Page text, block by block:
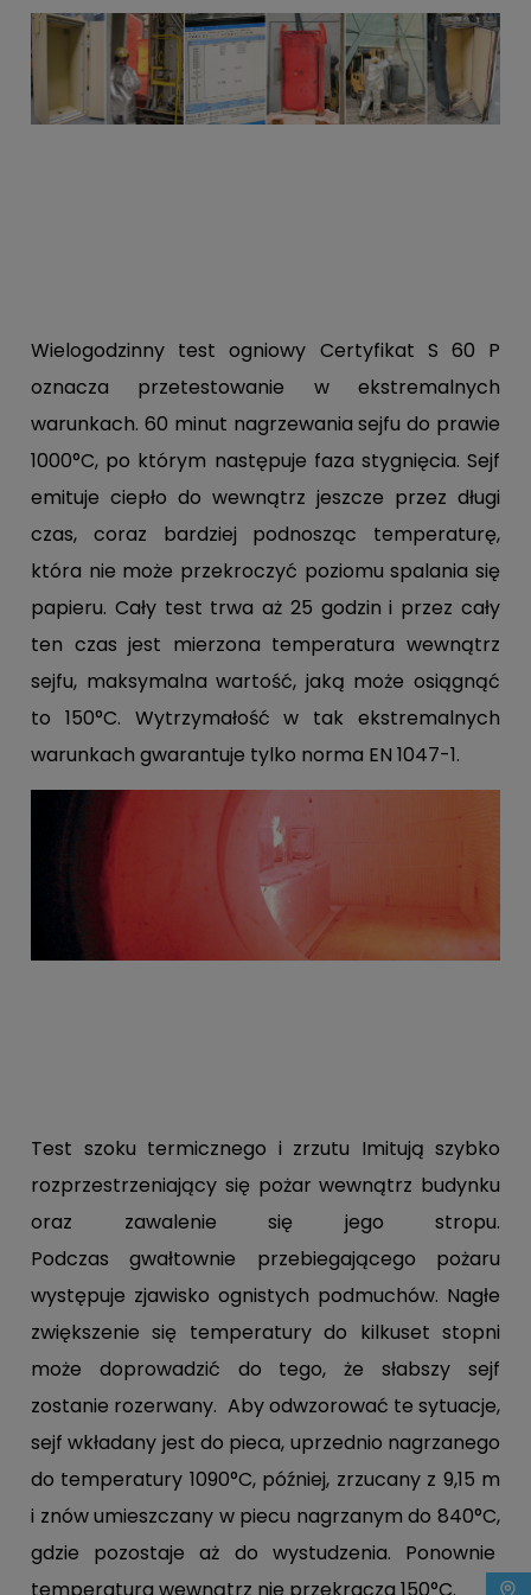
Wielogodzinny test ogniowy Certyfikat S 60 P
oznacza przetestowanie w ekstremalnych
warunkach. 60 minut nagrzewania sejfu do prawie
1000°C, po którym następuje faza stygnięcia. Sejf
emituje ciepło do wewnątrz jeszcze przez długi
czas, coraz bardziej podnosząc temperaturę,
która nie może przekroczyć poziomu spalania się
papieru. Cały test trwa aż 25 godzin i przez cały
ten czas jest mierzona temperatura wewnątrz
sejfu, maksymalna wartość, jaką może osiągnąć
to 150°C. Wytrzymałość w tak ekstremalnych
warunkach gwarantuje tylko norma EN 1047-1.
Test szoku termicznego i zrzutu Imitują szybko
rozprzestrzeniający się pożar wewnątrz budynku
oraz zawalenie się jego stropu.
Podczas gwałtownie przebiegającego pożaru
występuje zjawisko ognistych podmuchów. Nagłe
zwiększenie się temperatury do kilkuset stopni
może doprowadzić do tego, że słabszy sejf
zostanie rozerwany. Aby odwzorować te sytuacje,
sejf wkładany jest do pieca, uprzednio nagrzanego
do temperatury 1090°C, później, zrzucany z 9,15 m
i znów umieszczany w piecu nagrzanym do 840°C,
gdzie pozostaje aż do wystudzenia. Ponownie